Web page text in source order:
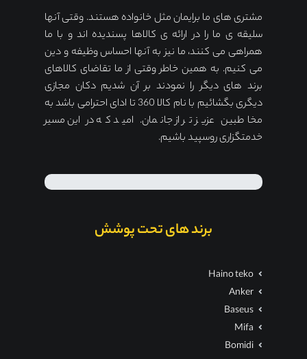
مشتری های ما برایمان مثل خانواده هستند. وقتی آنها
سلیقه ی ما را در ارائه ی کالاها پسندیده اند و با ما
همراهی می کنند، ما نیز به آنها احساس وظیفه و دین
می کنیم. به همین خاطر وقتی از ما تقاضای کالاهای
برند های دیگر را نمودند بر آن شدیم دکان مجازی
دیگری بگشائیم با نام کالا 360 تا ادای احترامی باشد به
مخاطبین عزیز تر از جانمان. امید که در این مسیر
خدمتگزاری روسپید باشیم.
برند های تحت پوشش
Haino teko
Anker
Baseus
Mifa
Bomidi